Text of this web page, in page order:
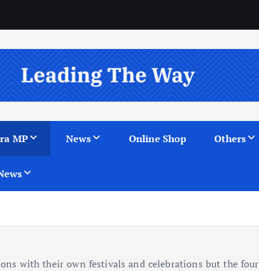
MP News Online Shop Others
with their own festivals and celebrations but the four